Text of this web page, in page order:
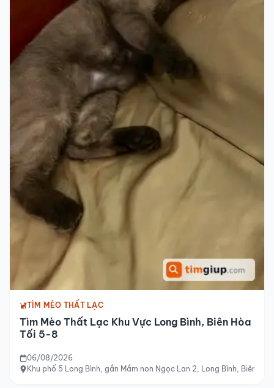
TÌM MÈO THẤT LẠC
Tìm Mèo Thất Lạc Khu Vực Long Bình, Biên Hòa
Tối 5-8
06/08/2026
Khu phố 5 Long Bình, gần Mầm non Ngọc Lan 2, Long Bình, Biên Hòa